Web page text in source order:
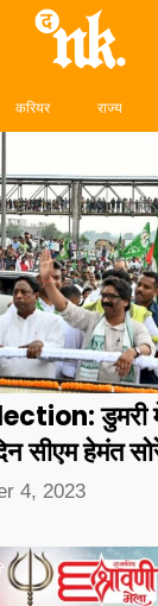
करियर राज्य
डुमरी
सीएम हेमंत
4, 2023